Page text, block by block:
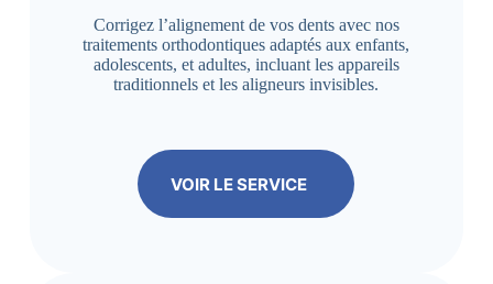
Corrigez l’alignement de vos dents avec nos
traitements orthodontiques adaptés aux enfants,
adolescents, et adultes, incluant les appareils
traditionnels et les aligneurs invisibles.
VOIR LE SERVICE